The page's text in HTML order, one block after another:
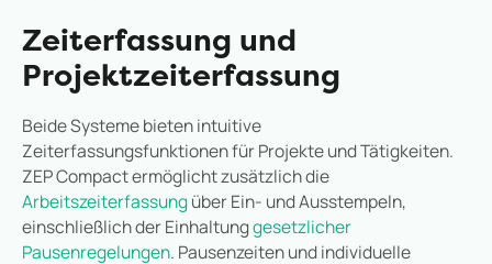
Zeiterfassung und
Projektzeiterfassung
Beide Systeme bieten intuitive
Zeiterfassungsfunktionen für Projekte und Tätigkeiten.
ZEP Compact ermöglicht zusätzlich die
Arbeitszeiterfassungüber Ein- und Ausstempeln,
einschließlich der Einhaltunggesetzlicher
Pausenregelungen. Pausenzeiten und individuelle